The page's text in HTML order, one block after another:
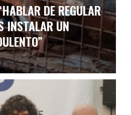
DE REGULAR
INSTALAR UN